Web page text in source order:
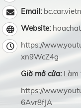
Email:
Website:
https://
xn9WcZ4g
Giờ mở cửa: Làm
https://
6Avr8fJA